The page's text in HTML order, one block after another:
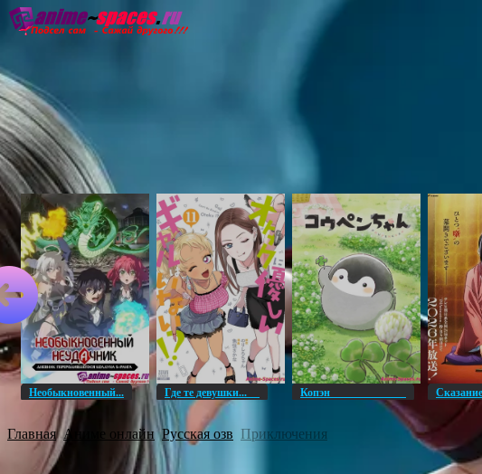
Необыкновенный... Где те девушки... Копэн
Главная Аниме онлайн Русская озв Приключения